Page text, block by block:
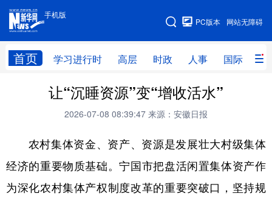
手机版
网站无障碍
PC版本
首页 学习进行时 高层 时政 人事 国际 财
手机版
网站地图
学习进行时 高层 时政
财经 网评
台湾 思客智库 全球连线 教育
科技 科创 量子 体育
文化 书画 健康 军事
让“沉睡资源”变“增收活水”
2026-07-08 08:39:47 来源：安徽日报
农村集体资金、资产、资源是发展壮大村级集体
经济的重要物质基础。宁国市把盘活闲置集体资产作
为深化农村集体产权制度改革的重要突破口，坚持规